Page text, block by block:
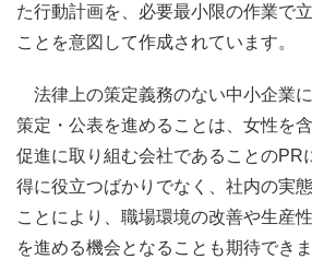
た行動計画を、必要最小限の作業で
ことを意図して作成されています。
法律上の策定義務のない中小企業
策定・公表を進めることは、女性を
促進に取り組む会社であることのPR
得に役立つばかりでなく、社内の実
ことにより、職場環境の改善や生産
を進める機会となることも期待できま